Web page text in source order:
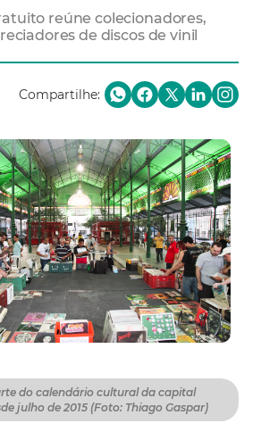
reúne colecionadores,
de discos de vinil
Compartilhe:
do calendário cultural da capital
julho de 2015 (Foto: Thiago Gaspar)